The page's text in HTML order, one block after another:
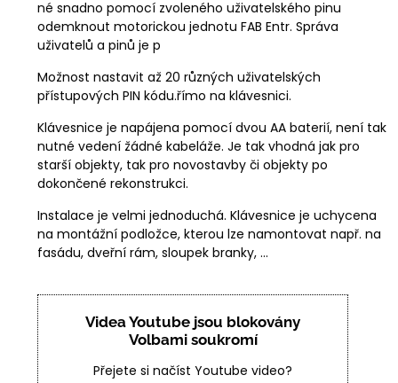
né snadno pomocí zvoleného uživatelského pinu
odemknout motorickou jednotu FAB Entr. Správa
uživatelů a pinů je p
Možnost nastavit až 20 různých uživatelských
přístupových PIN kódu.římo na klávesnici.
Klávesnice je napájena pomocí dvou AA baterií, není tak
nutné vedení žádné kabeláže. Je tak vhodná jak pro
starší objekty, tak pro novostavby či objekty po
dokončené rekonstrukci.
Instalace je velmi jednoduchá. Klávesnice je uchycena
na montážní podložce, kterou lze namontovat např. na
fasádu, dveřní rám, sloupek branky, ...
Videa Youtube jsou blokovány
Volbami soukromí
Přejete si načíst Youtube video?